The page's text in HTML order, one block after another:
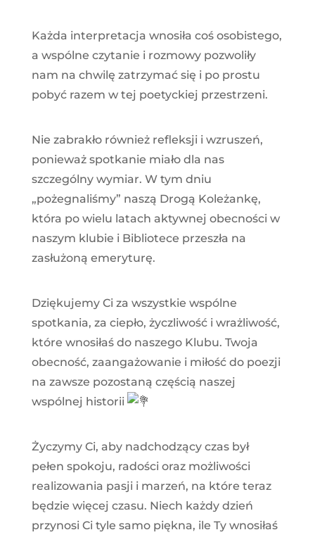
Każda interpretacja wnosiła coś osobistego,
a wspólne czytanie i rozmowy pozwoliły
nam na chwilę zatrzymać się i po prostu
pobyć razem w tej poetyckiej przestrzeni.
Nie zabrakło również refleksji i wzruszeń,
ponieważ spotkanie miało dla nas
szczególny wymiar. W tym dniu
„pożegnaliśmy” naszą Drogą Koleżankę,
która po wielu latach aktywnej obecności w
naszym klubie i Bibliotece przeszła na
zasłużoną emeryturę.
Dziękujemy Ci za wszystkie wspólne
spotkania, za ciepło, życzliwość i wrażliwość,
które wnosiłaś do naszego Klubu. Twoja
obecność, zaangażowanie i miłość do poezji
na zawsze pozostaną częścią naszej
wspólnej historii
Życzymy Ci, aby nadchodzący czas był
pełen spokoju, radości oraz możliwości
realizowania pasji i marzeń, na które teraz
będzie więcej czasu. Niech każdy dzień
przynosi Ci tyle samo piękna, ile Ty wnosiłaś